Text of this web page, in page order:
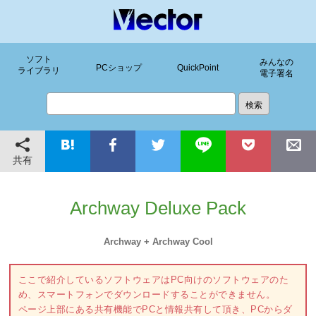
ソフト
ライブラリ
PCショップ QuickPoint
みんなの
電子署名
共有
Archway Deluxe Pack
Archway + Archway Cool
ここで紹介しているソフトウェアはPC向けのソフトウェアのた
め、スマートフォンでダウンロードすることができません。
ページ上部にある共有機能でPCと情報共有して頂き、PCからダ